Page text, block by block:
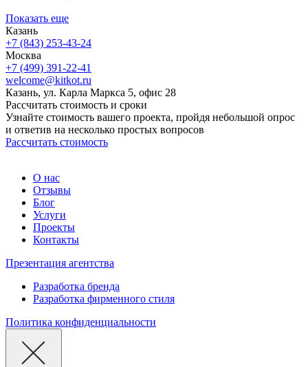
Показать еще
Казань
+7 (843) 253-43-24
Москва
+7 (499) 391-22-41
welcome@kitkot.ru
Казань, ул. Карла Маркса 5, офис 28
Рассчитать стоимость и сроки
Узнайте стоимость вашего проекта, пройдя небольшой опрос
и ответив на несколько простых вопросов
Рассчитать стоимость
О нас
Отзывы
Блог
Услуги
Проекты
Контакты
Презентация агентства
Разработка бренда
Разработка фирменного стиля
Политика конфиденциальности